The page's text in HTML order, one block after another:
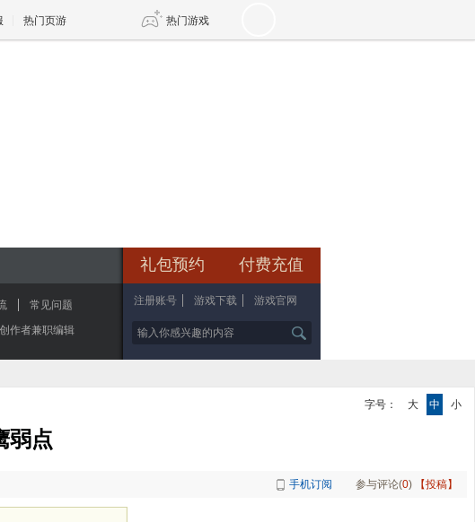
热门页游 热门游戏
礼包预约 付费充值
注册账号 游戏下载 游戏官网
常见问题
作者兼职编辑
字号： 大 中 小
弱点
手机订阅 参与评论(0) 【投稿】